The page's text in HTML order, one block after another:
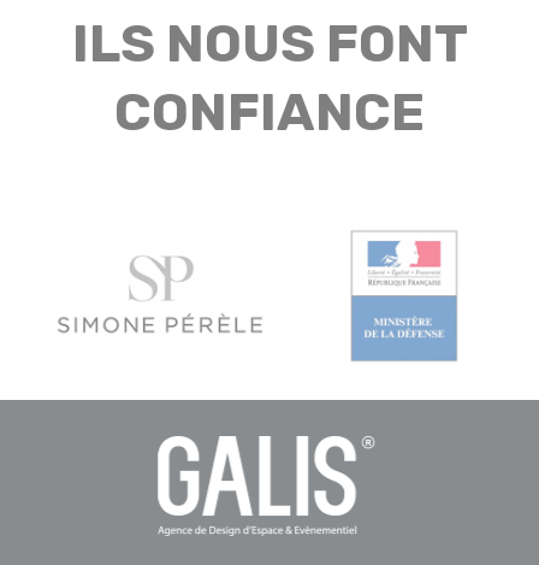
ILS NOUS FONT
CONFIANCE